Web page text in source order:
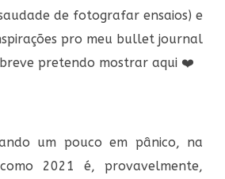
de fotografar ensaios) e
pro meu bullet journal
pretendo mostrar aqui ❤️
um pouco em pânico, na
2021 é, provavelmente,